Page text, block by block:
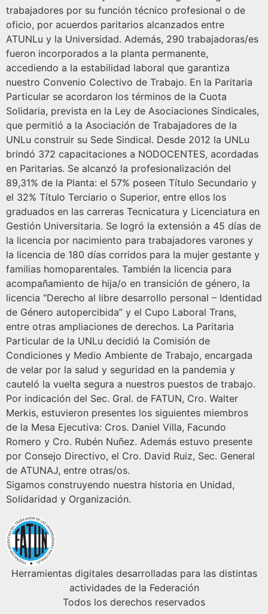
trabajadores por su función técnico profesional o de
oficio, por acuerdos paritarios alcanzados entre
ATUNLu y la Universidad. Además, 290 trabajadoras/es
fueron incorporados a la planta permanente,
accediendo a la estabilidad laboral que garantiza
nuestro Convenio Colectivo de Trabajo. En la Paritaria
Particular se acordaron los términos de la Cuota
Solidaria, prevista en la Ley de Asociaciones Sindicales,
que permitió a la Asociación de Trabajadores de la
UNLu construir su Sede Sindical. Desde 2012 la UNLu
brindó 372 capacitaciones a NODOCENTES, acordadas
en Paritarias. Se alcanzó la profesionalización del
89,31% de la Planta: el 57% poseen Título Secundario y
el 32% Título Terciario o Superior, entre ellos los
graduados en las carreras Tecnicatura y Licenciatura en
Gestión Universitaria. Se logró la extensión a 45 días de
la licencia por nacimiento para trabajadores varones y
la licencia de 180 días corridos para la mujer gestante y
familias homoparentales. También la licencia para
acompañamiento de hija/o en transición de género, la
licencia “Derecho al libre desarrollo personal – Identidad
de Género autopercibida” y el Cupo Laboral Trans,
entre otras ampliaciones de derechos. La Paritaria
Particular de la UNLu decidió la Comisión de
Condiciones y Medio Ambiente de Trabajo, encargada
de velar por la salud y seguridad en la pandemia y
cauteló la vuelta segura a nuestros puestos de trabajo.
Por indicación del Sec. Gral. de FATUN, Cro. Walter
Merkis, estuvieron presentes los siguientes miembros
de la Mesa Ejecutiva: Cros. Daniel Villa, Facundo
Romero y Cro. Rubén Nuñez. Además estuvo presente
por Consejo Directivo, el Cro. David Ruiz, Sec. General
de ATUNAJ, entre otras/os.
Sigamos construyendo nuestra historia en Unidad,
Solidaridad y Organización.
Herramientas digitales desarrolladas para las distintas
actividades de la Federación
Todos los derechos reservados